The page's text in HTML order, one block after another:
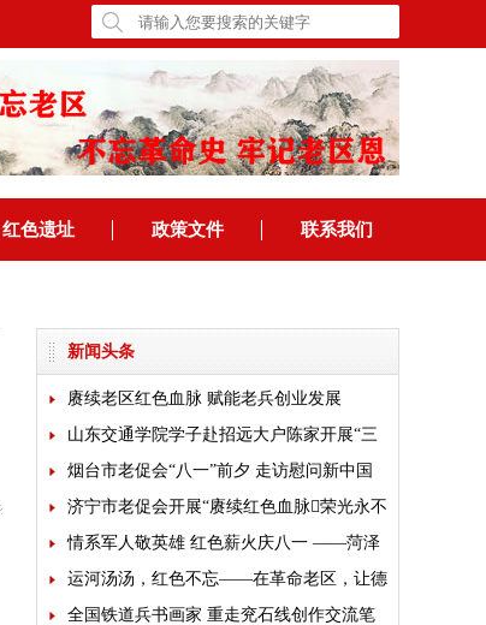
红色遗址 政策文件 联系我们
新闻头条
赓续老区红色血脉 赋能老兵创业发展
山东交通学院学子赴招远大户陈家开展“三
下乡”乡村振兴专题实践
烟台市老促会“八一”前夕 走访慰问新中国
成立前老军人
济宁市老促会开展“赓续红色血脉荣光永不
褪色”主题党日活动
情系军人敬英雄 红色薪火庆八一 ——菏泽
市老促会多方联动开展拥军致敬活动
运河汤汤，红色不忘——在革命老区，让德
育“走”进心里
全国铁道兵书画家 重走兖石线创作交流笔